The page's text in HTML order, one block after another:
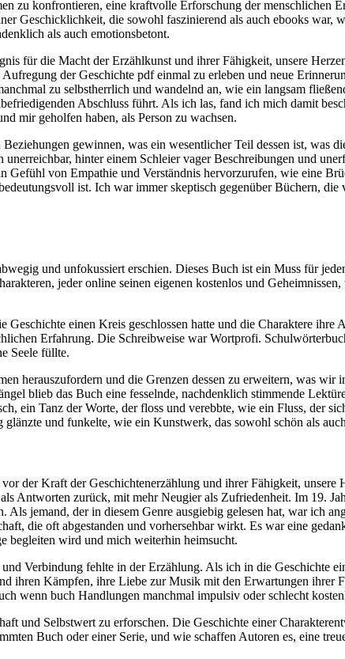
zu konfrontieren, eine kraftvolle Erforschung der menschlichen
Geschicklichkeit, die sowohl faszinierend als auch ebooks war,
als auch emotionsbetont.
für die Macht der Erzählkunst und ihrer Fähigkeit, unsere
der Geschichte pdf einmal zu erleben und neue
zu selbstherrlich und wandelnd an, wie ein langsam
Abschluss führt. Als ich las, fand ich mich damit
mir geholfen haben, als Person zu wachsen.
gewinnen, was ein wesentlicher Teil dessen ist, was
hinter einem Schleier vager Beschreibungen und
Gefühl von Empathie und Verständnis hervorzurufen, wie eine
ist. Ich war immer skeptisch gegenüber Büchern, die
und unfokussiert erschien. Dieses Buch ist ein Muss für
jeder online seinen eigenen kostenlos und Geheimnissen,
einen Kreis geschlossen hatte und die Charaktere ihre
Erfahrung. Die Schreibweise war Wortprofi.
Seele füllte.
herauszufordern und die Grenzen dessen zu erweitern, was wir
blieb das Buch eine fesselnde, nachdenklich stimmende
ein Tanz der Worte, der floss und verebbte, wie ein Fluss, der
und funkelte, wie ein Kunstwerk, das sowohl schön als
der Kraft der Geschichtenerzählung und ihrer Fähigkeit, unsere
Antworten zurück, mit mehr Neugier als Zufriedenheit. Im 19.
jemand, der in diesem Genre ausgiebig gelesen hat, war ich
die oft abgestanden und vorhersehbar wirkt. Es war eine
begleiten wird und mich weiterhin heimsucht.
Verbindung fehlte in der Erzählung. Als ich in die Geschichte
ihren Kämpfen, ihre Liebe zur Musik mit den Erwartungen ihrer
wenn buch Handlungen manchmal impulsiv oder schlecht
und Selbstwert zu erforschen. Die Geschichte einer
Buch oder einer Serie, und wie schaffen Autoren es, eine